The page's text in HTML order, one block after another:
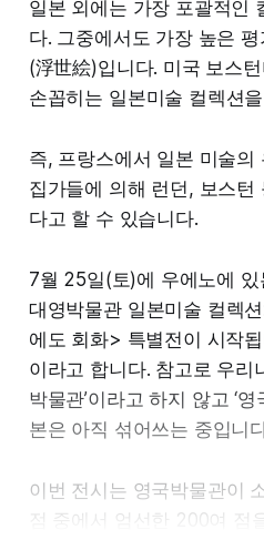
<청자 호>(조선청자), 15세기,
1460년대에 경기도 광주에
고, 조선은 백자의 나라가 됩
이 가마에서는 17세기 후반
되었습니다. 조선시대 청자
고 청자 유약을 입힌 그릇입
청자 유약은 거의 투명해서
일본 외에는 가장 포괄적인
다. 그중에서도 가장 높은
(浮世絵)입니다. 미국 보스
손꼽히는 일본미술 컬렉션
즉, 프랑스에서 일본 미술
집가들에 의해 런던, 보스턴
다고 할 수 있습니다.
7월 25일(토)에 우에노에
대영박물관 일본미술 컬렉
에도 회화> 특별전이 시작
이라고 합니다. 참고로 우리
박물관’이라고 하지 않고 ‘
본은 아직 섞어쓰는 중입니
이번 전시는 영국박물관이
점 중에서 엄선한 200여 점